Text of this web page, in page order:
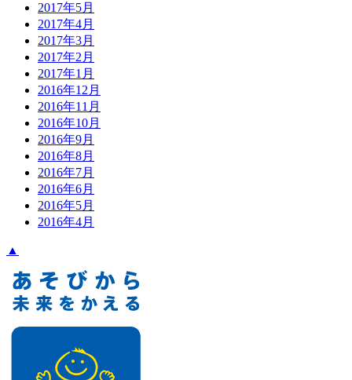
2017年5月
2017年4月
2017年3月
2017年2月
2017年1月
2016年12月
2016年11月
2016年10月
2016年9月
2016年8月
2016年7月
2016年6月
2016年5月
2016年4月
▲